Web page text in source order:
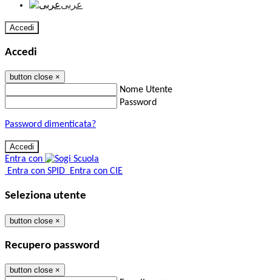
عربى
Accedi
Accedi
button close ×
Nome Utente
Password
Password dimenticata?
Entra con
Entra con SPID Entra con CIE
Seleziona utente
button close ×
Recupero password
button close ×